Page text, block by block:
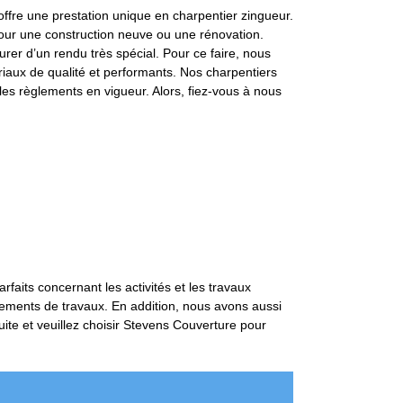
une prestation unique en charpentier zingueur.
une construction neuve ou une rénovation.
d’un rendu très spécial. Pour ce faire, nous
de qualité et performants. Nos charpentiers
règlements en vigueur. Alors, fiez-vous à nous
concernant les activités et les travaux
de travaux. En addition, nous avons aussi
et veuillez choisir Stevens Couverture pour